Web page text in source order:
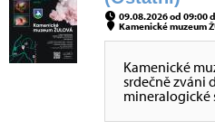
09.08.2026 od 09:00
Kamenické muzeum
Kamenické
srdečně zváni
mineralogické